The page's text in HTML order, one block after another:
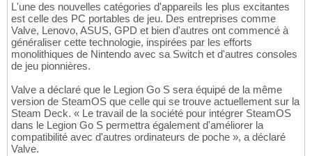
L'une des nouvelles catégories d'appareils les plus excitantes
est celle des PC portables de jeu. Des entreprises comme
Valve, Lenovo, ASUS, GPD et bien d'autres ont commencé à
généraliser cette technologie, inspirées par les efforts
monolithiques de Nintendo avec sa Switch et d'autres consoles
de jeu pionnières.
Valve a déclaré que le Legion Go S sera équipé de la même
version de SteamOS que celle qui se trouve actuellement sur la
Steam Deck. « Le travail de la société pour intégrer SteamOS
dans le Legion Go S permettra également d'améliorer la
compatibilité avec d'autres ordinateurs de poche », a déclaré
Valve.